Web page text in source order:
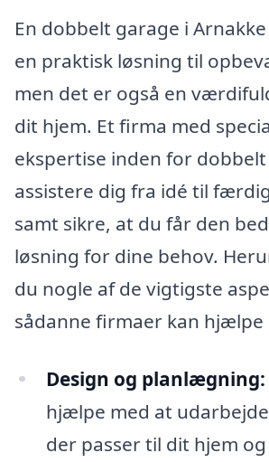
En dobbelt garage i
en praktisk løsning til
men det er også en
dit hjem. Et firma med
ekspertise inden for
assistere dig fra idé til
samt sikre, at du får den
løsning for dine behov.
du nogle af de vigtigste
sådanne firmaer kan hjælpe
Design og planlægning:
hjælpe med at
der passer til dit hjem